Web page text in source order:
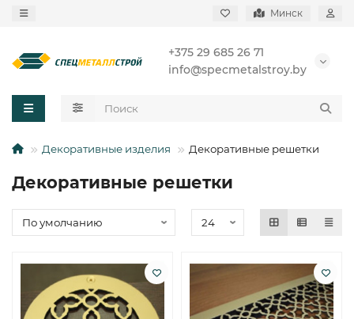
Минск
+375 29 685 26 71
info@specmetalstroy.by
Декоративные изделия Декоративные решетки
Декоративные решетки